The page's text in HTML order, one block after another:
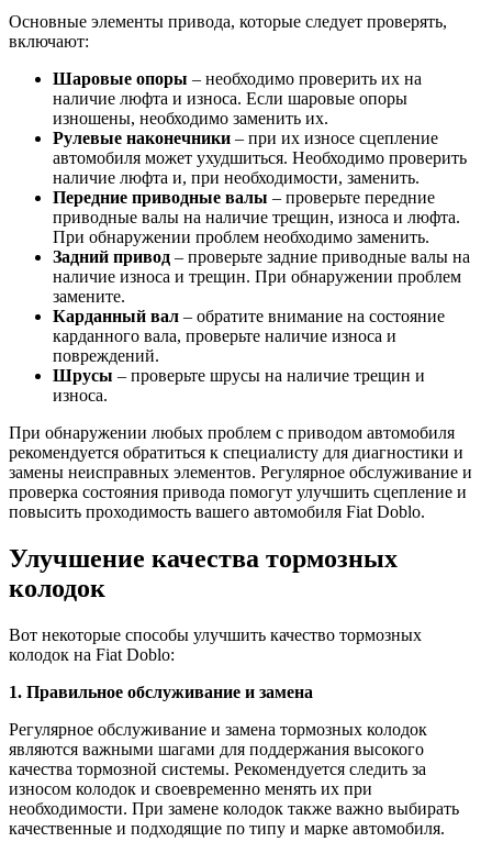
Основные элементы привода, которые следует проверять,
включают:
Шаровые опоры – необходимо проверить их на
наличие люфта и износа. Если шаровые опоры
изношены, необходимо заменить их.
Рулевые наконечники – при их износе сцепление
автомобиля может ухудшиться. Необходимо проверить
наличие люфта и, при необходимости, заменить.
Передние приводные валы – проверьте передние
приводные валы на наличие трещин, износа и люфта.
При обнаружении проблем необходимо заменить.
Задний привод – проверьте задние приводные валы на
наличие износа и трещин. При обнаружении проблем
замените.
Карданный вал – обратите внимание на состояние
карданного вала, проверьте наличие износа и
повреждений.
Шрусы – проверьте шрусы на наличие трещин и
износа.
При обнаружении любых проблем с приводом автомобиля
рекомендуется обратиться к специалисту для диагностики и
замены неисправных элементов. Регулярное обслуживание и
проверка состояния привода помогут улучшить сцепление и
повысить проходимость вашего автомобиля Fiat Doblo.
Улучшение качества тормозных
колодок
Вот некоторые способы улучшить качество тормозных
колодок на Fiat Doblo:
1. Правильное обслуживание и замена
Регулярное обслуживание и замена тормозных колодок
являются важными шагами для поддержания высокого
качества тормозной системы. Рекомендуется следить за
износом колодок и своевременно менять их при
необходимости. При замене колодок также важно выбирать
качественные и подходящие по типу и марке автомобиля.